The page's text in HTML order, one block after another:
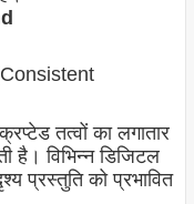
(Consistent
तत्वों का लगातार
है। विभिन्न डिजिटल
प्रस्तुति को प्रभावित